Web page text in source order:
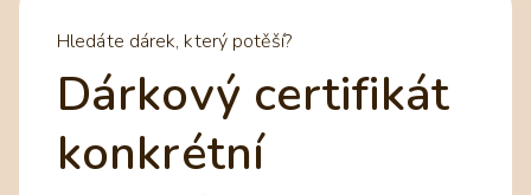
Hledáte dárek, který potěší?
Dárkový certifikát
konkrétní